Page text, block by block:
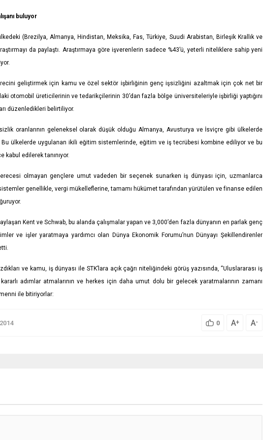
buluyor
(Brezilya, Almanya, Hindistan, Meksika, Fas, Türkiye, Suudi Arabistan, Birleşik Krallık ve
da paylaştı. Araştırmaya göre işverenlerin sadece %43’ü, yeterli niteliklere sahip yeni
geliştirmek için kamu ve özel sektör işbirliğinin genç işsizliğini azaltmak için çok net bir
otomobil üreticilerinin ve tedarikçilerinin 30’dan fazla bölge üniversiteleriyle işbirliği yaptığını
düzenledikleri belirtiliyor.
oranlarının geleneksel olarak düşük olduğu Almanya, Avusturya ve İsviçre gibi ülkelerde
Bu ülkelerde uygulanan ikili eğitim sistemlerinde, eğitim ve iş tecrübesi kombine ediliyor ve bu
edilerek tanınıyor.
olmayan gençlere umut vadeden bir seçenek sunarken iş dünyası için, uzmanlarca
genellikle, vergi mükelleflerine, tamamı hükümet tarafından yürütülen ve finanse edilen
Kent ve Schwab, bu alanda çalışmalar yapan ve 3,000’den fazla dünyanın en parlak genç
ve işler yaratmaya yardımcı olan Dünya Ekonomik Forumu’nun Dünyayı Şekillendirenler
ve kamu, iş dünyası ile STK’lara açık çağrı niteliğindeki görüş yazısında, “Uluslararası iş
adımlar atmalarının ve herkes için daha umut dolu bir gelecek yaratmalarının zamanı
ile bitiriyorlar:
0 A+ A-